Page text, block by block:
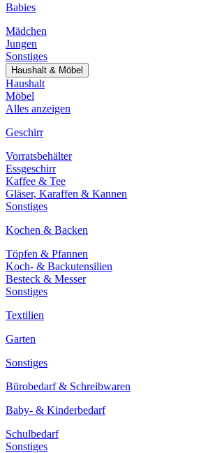
Babies
Mädchen
Jungen
Sonstiges
Haushalt & Möbel
Haushalt
Möbel
Alles anzeigen
Geschirr
Vorratsbehälter
Essgeschirr
Kaffee & Tee
Gläser, Karaffen & Kannen
Sonstiges
Kochen & Backen
Töpfen & Pfannen
Koch- & Backutensilien
Besteck & Messer
Sonstiges
Textilien
Garten
Sonstiges
Bürobedarf & Schreibwaren
Baby- & Kinderbedarf
Schulbedarf
Sonstiges